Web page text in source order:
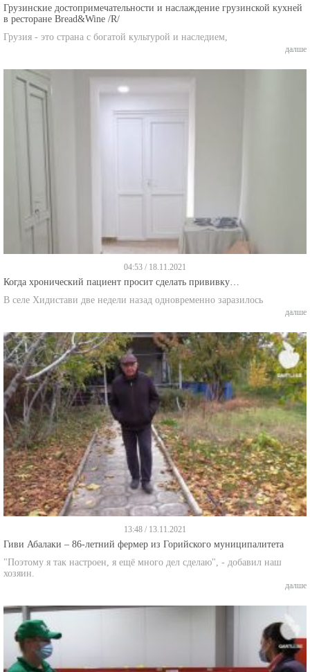
Грузинские достопримечательности и наслаждение грузинской кухней
в ресторане Bread&Wine /R/
Грузия - это страна с богатой культурой и наследием,
далше
04:53 / 18.11.2021
Когда хронический пациент просит сделать прививку…
В селе Хидистави две недели назад одновременно заразилось
далше
13:48 / 13.11.2021
Гиви Абалаки – 86-летний фермер из Горийского муниципалитета
"Поэтому я так настроен, я ещё много дел сделаю", - добавил наш
хозяин.
далше